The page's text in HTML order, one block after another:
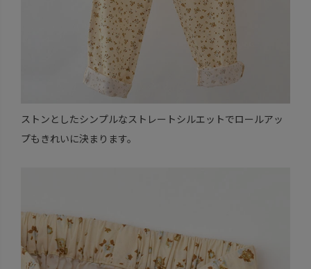
ストンとしたシンプルなストレートシルエットでロールアッ
プもきれいに決まります。